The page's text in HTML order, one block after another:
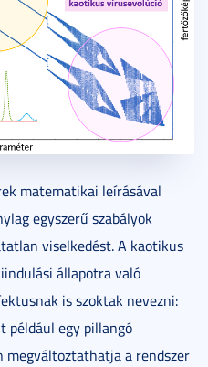
matematikai leírásával
egyszerű szabályok
viselkedést. A kaotikus
állapotra való
is szoktak nevezni:
például egy pillangó
megváltoztathatja a rendszer